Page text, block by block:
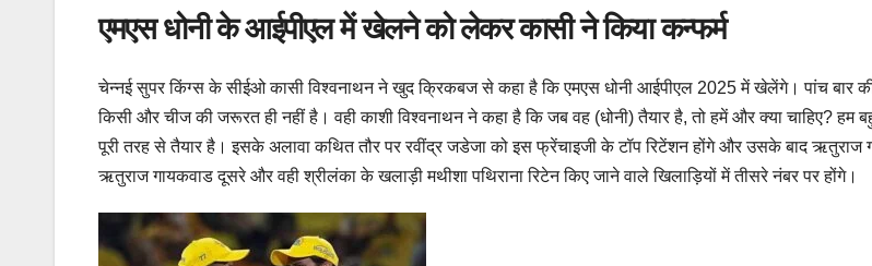
एमएस धोनी के आईपीएल में खेलने को लेकर कासी ने किया कन्फर्म
चेन्नई सुपर किंग्स के सीईओ कासी विश्वनाथन ने खुद क्रिकबज से कहा है कि एमएस धोनी आईपीएल 2025 में खेलेंगे। पांच बार
किसी और चीज की जरूरत ही नहीं है। वही काशी विश्वनाथन ने कहा है कि जब वह (धोनी) तैयार है, तो हमें और क्या चाहिए?
पूरी तरह से तैयार है। इसके अलावा कथित तौर पर रवींद्र जडेजा को इस फ्रेंचाइजी के टॉप रिटेंशन होंगे और उसके बाद ऋतुराज
ऋतुराज गायकवाड दूसरे और वही श्रीलंका के खलाड़ी मथीशा पथिराना रिटेन किए जाने वाले खिलाड़ियों में तीसरे नंबर पर होंगे।